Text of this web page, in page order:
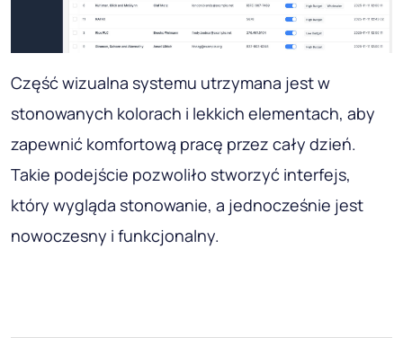
Część wizualna systemu utrzymana jest w
stonowanych kolorach i lekkich elementach, aby
zapewnić komfortową pracę przez cały dzień.
Takie podejście pozwoliło stworzyć interfejs,
który wygląda stonowanie, a jednocześnie jest
nowoczesny i funkcjonalny.